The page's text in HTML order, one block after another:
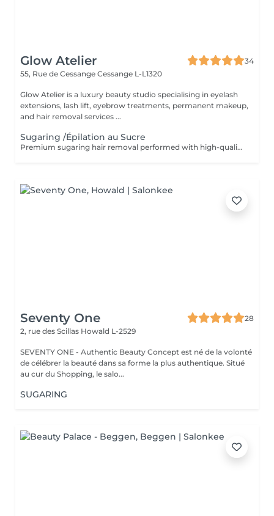
Glow Atelier
34
55, Rue de Cessange Cessange L-L1320
Glow Atelier is a luxury beauty studio specialising in eyelash
extensions, lash lift, eyebrow treatments, permanent makeup,
and hair removal services ...
Sugaring /Épilation au Sucre
Premium sugaring hair removal performed with high-quality professional products. The treatment is designed to be gentle on the skin while effectively removing unwanted hair. Skin cleansing is performed before the procedure, followed by soothing and regenerative aftercare products to help reduce irritation and leave the skin smooth and comfortable. Épilation au sucre réalisée avec des produits professionnels haut de gamme. Le soin est conçu pour respecter la peau tout en éliminant efficacement les poils indésirables. La peau est nettoyée avant la procédure, puis des soins apaisants et régénérants sont appliqués afin de réduire les irritations et de laisser la peau douce et confortable.
Seventy One
28
2, rue des Scillas Howald L-2529
SEVENTY ONE - Authentic Beauty Concept est né de la volonté
de célébrer la beauté dans sa forme la plus authentique. Situé
au cur du Shopping, le salo...
SUGARING